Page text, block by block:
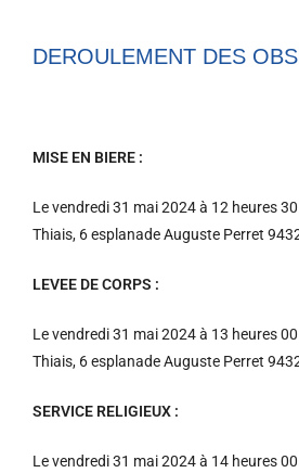
DEROULEMENT DES
MISE EN BIERE :
Le vendredi 31 mai 2024 à 12 heures
Thiais, 6 esplanade Auguste Perret
LEVEE DE CORPS :
Le vendredi 31 mai 2024 à 13 heures
Thiais, 6 esplanade Auguste Perret
SERVICE RELIGIEUX :
Le vendredi 31 mai 2024 à 14 heures 00